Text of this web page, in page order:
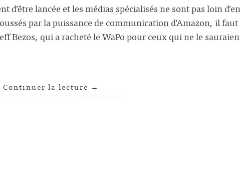
d’être lancée et les médias spécialisés ne sont pas loin d’en
par la puissance de communication d’Amazon, il faut
Bezos, qui a racheté le WaPo pour ceux qui ne le
Continuer la lecture →